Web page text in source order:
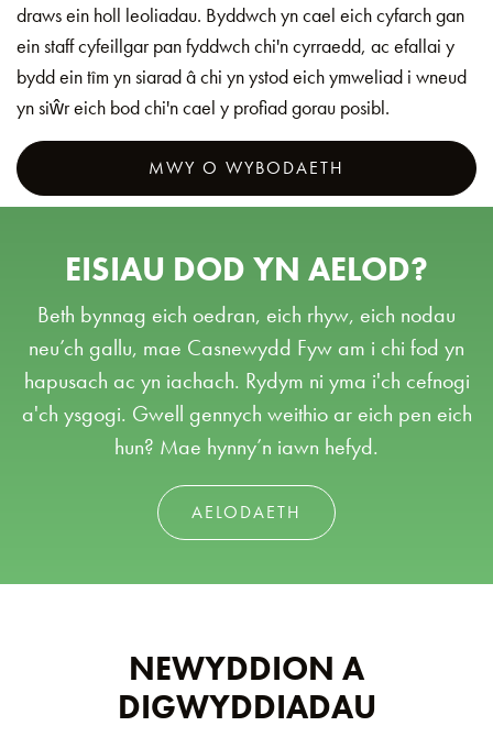
draws ein holl leoliadau. Byddwch yn cael eich cyfarch gan
ein staff cyfeillgar pan fyddwch chi'n cyrraedd, ac efallai y
bydd ein tîm yn siarad â chi yn ystod eich ymweliad i wneud
yn siŵr eich bod chi'n cael y profiad gorau posibl.
MWY O WYBODAETH
EISIAU DOD YN AELOD?
Beth bynnag eich oedran, eich rhyw, eich nodau
neu’ch gallu, mae Casnewydd Fyw am i chi fod yn
hapusach ac yn iachach. Rydym ni yma i'ch cefnogi
a'ch ysgogi. Gwell gennych weithio ar eich pen eich
hun? Mae hynny’n iawn hefyd.
AELODAETH
NEWYDDION A
DIGWYDDIADAU